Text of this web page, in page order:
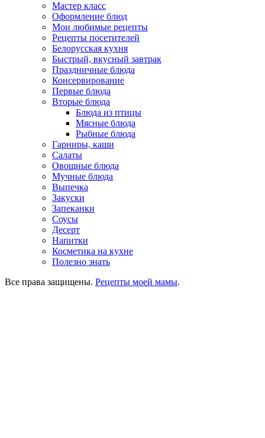
Мастер класс
Оформление блюд
Мои любимые рецепты
Рецепты посетителей
Белорусская кухня
Быстрый, вкусный завтрак
Праздничные блюда
Консервирование
Первые блюда
Вторые блюда
Блюда из птицы
Мясные блюда
Рыбные блюда
Гарниры, каши
Салаты
Овощные блюда
Мучные блюда
Выпечка
Закуски
Запеканки
Соусы
Десерт
Напитки
Косметика на кухне
Полезно знать
Все права защищены. Рецепты моей мамы.